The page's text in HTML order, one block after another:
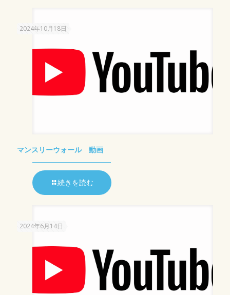
2024年10月18日
マンスリーウォール 動画
続きを読む
2024年6月14日